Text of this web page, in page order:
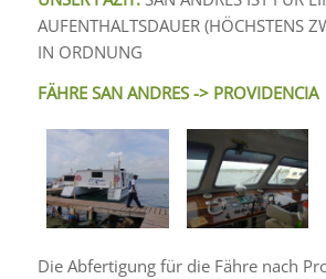
AUFENTHALTSDAUER (HÖCHSTENS
IN ORDNUNG
FÄHRE SAN ANDRES -> PROVIDENCIA
Die Abfertigung für die Fähre nach